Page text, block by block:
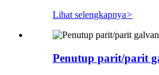
Lihat selengkapnya>
Penutup parit/parit